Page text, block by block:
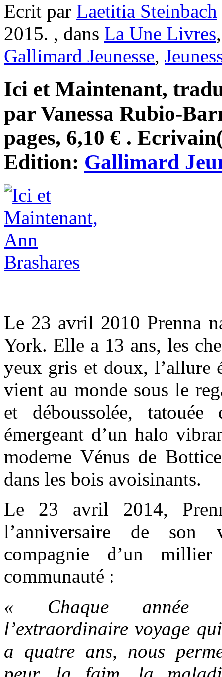
Ecrit par Laetitia Steinbach
2015. , dans La Une Livres
Gallimard Jeunesse,
Ici et Maintenant,
par Vanessa Rubio-
pages, 6,10 € .
Edition: Gallimard
Le 23 avril 2010 Prenna
York. Elle a 13 ans, les
yeux gris et doux, l’allure
vient au monde sous le
et déboussolée, tatouée
émergeant d’un halo
moderne Vénus de
dans les bois avoisinants.
Le 23 avril 2014,
l’anniversaire de son
compagnie d’un
communauté :
« Chaque année
l’extraordinaire voyage
a quatre ans, nous